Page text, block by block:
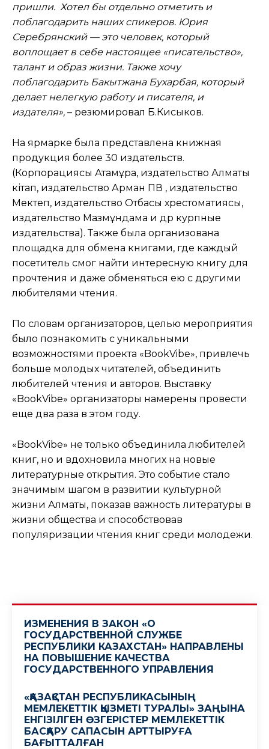
пришли. Хотел бы отдельно отметить и
поблагодарить наших спикеров. Юрия
Серебрянский—эточеловек, который
воплощает в себе настоящее «писательство»,
талант и образ жизни. Также хочу
поблагодарить Бакытжана Бухарбая, который
делает нелегкую работу и писателя, и
издателя», – резюмировал Б.Кисыков.
На ярмарке была представлена книжная
продукция более 30 издательств.
(Корпорациясы Атамұра, издательство Алматы
кітап, издательство Арман ПВ , издательство
Мектеп, издательство Отбасы хрестоматиясы,
издательство Мазмұндама и др курпные
издательства). Также была организована
площадка для обмена книгами, где каждый
посетитель смог найти интересную книгу для
прочтения и даже обменяться ею с другими
любителями чтения.
По словам организаторов, целью мероприятия
было познакомить с уникальными
возможностями проекта «BookVibe», привлечь
больше молодых читателей, объединить
любителей чтения и авторов. Выставку
«BookVibe» организаторы намерены провести
еще два раза в этом году.
«BookVibe» не только объединила любителей
книг, но и вдохновила многих на новые
литературные открытия. Это событие стало
значимым шагом в развитии культурной
жизни Алматы, показав важность литературы в
жизни общества и способствовав
популяризации чтения книг среди молодежи.
ИЗМЕНЕНИЯ В ЗАКОН «О
ГОСУДАРСТВЕННОЙ СЛУЖБЕ
РЕСПУБЛИКИ КАЗАХСТАН» НАПРАВЛЕНЫ
НА ПОВЫШЕНИЕ КАЧЕСТВА
ГОСУДАРСТВЕННОГО УПРАВЛЕНИЯ
«ҚАЗАҚСТАН РЕСПУБЛИКАСЫНЫҢ
МЕМЛЕКЕТТІК ҚЫЗМЕТІ ТУРАЛЫ» ЗАҢЫНА
ЕНГІЗІЛГЕН ӨЗГЕРІСТЕР МЕМЛЕКЕТТІК
БАСҚАРУ САПАСЫН АРТТЫРУҒА
БАҒЫТТАЛҒАН